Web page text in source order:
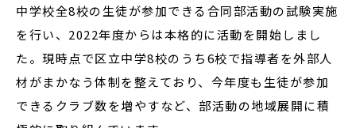
中学校全8校の生徒が参加できる合同部活動の試験実施
を行い、2022年度からは本格的に活動を開始しまし
た。現時点で区立中学8校のうち6校で指導者を外部人
材がまかなう体制を整えており、今年度も生徒が参加
できるクラブ数を増やすなど、部活動の地域展開に積